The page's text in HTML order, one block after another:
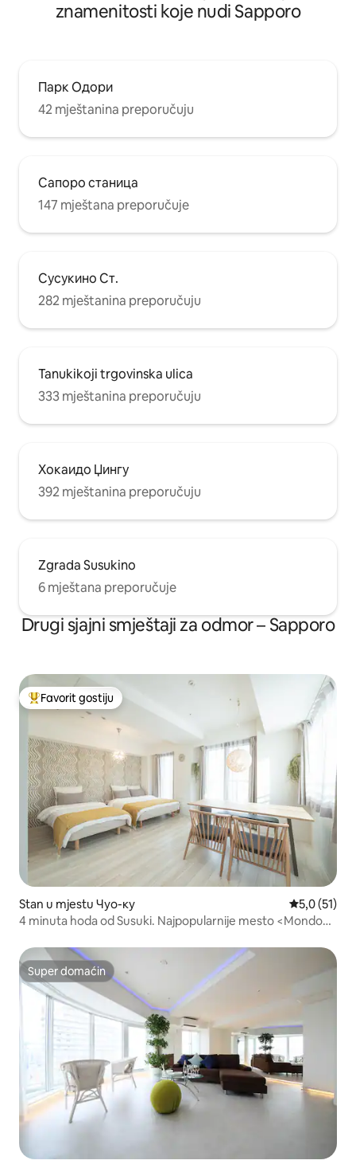
mirnom stambenom području, u retkim
ljubimcima
prijateljima ・ Za
znamenitosti koje nudi Sapporo
Парк Одори
42 mještanina preporučuju
Сапоро станица
147 mještana preporučuje
Сусукино Ст.
282 mještanina preporučuju
Tanukikoji trgovinska ulica
333 mještanina preporučuju
Хокаидо Џингу
392 mještanina preporučuju
Zgrada Susukino
6 mještana preporučuje
Drugi sjajni smještaji za odmor – Sapporo
Glavni favorit gostiju
Favorit gostiju
Stan u mjestu Чуо-ку prosječna
5,0 (51)
4 minuta hoda od Susuki. Najpopularnije mesto <Mondo
Super domaćin
Super domaćin